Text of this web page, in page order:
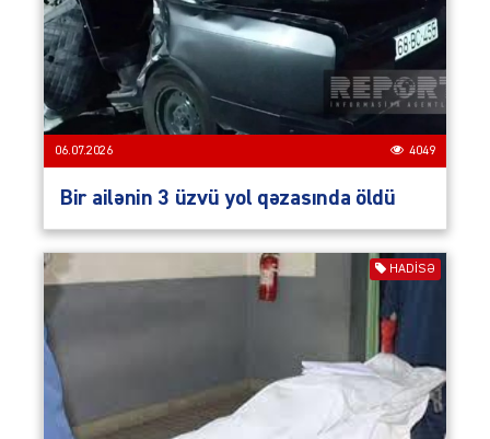
06.07.2026 4049
Bir ailənin 3 üzvü yol qəzasında öldü
HADISƏ